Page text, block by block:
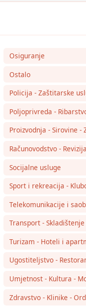
Osiguranje
Ostalo
Policija - Zaštitarske
Poljoprivreda -
Proizvodnja - Sirovine -
Računovodstvo - Revizija
Socijalne usluge
Sport i rekreacija -
Telekomunikacije i
Transport -
Turizam - Hoteli i
Ugostiteljstvo -
Umjetnost - Kultura -
Zdravstvo - Klinike -